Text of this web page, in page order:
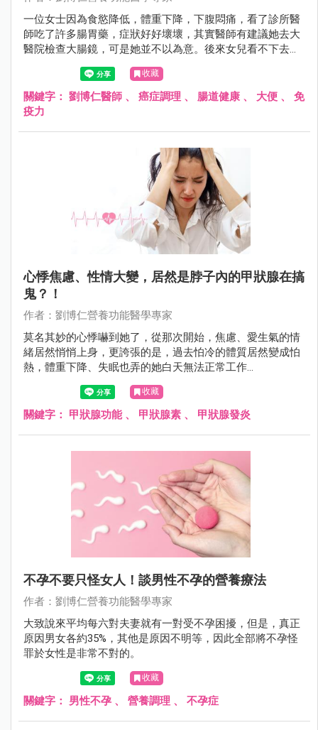
一位女士因為食慾降低，體重下降，下腹悶痛，看了診所醫
師吃了許多腸胃藥，症狀好好壞壞，其實醫師有建議她去大
醫院檢查大腸鏡，可是她並不以為意。後來女兒看不下去，
督促她去醫院照大腸鏡，赫然發現已經是大腸癌第四期，其
實她在一個月前曾看過大便顏色有些暗紅，但不以為意，如
果她一發現便便顏色異樣，立即就醫，結果絕對不會這麼嚴
重的。
收藏
關鍵字： 劉博仁醫師 、 癌症調理 、 腸道健康 、 大便 、 免
疫力
心悸焦慮、性情大變，居然是脖子內的甲狀腺在搞
鬼？！
作者：劉博仁營養功能醫學專家
莫名其妙的心悸嚇到她了，從那次開始，焦慮、愛生氣的情
緒居然悄悄上身，更誇張的是，過去怕冷的體質居然變成怕
熱，體重下降、失眠也弄的她白天無法正常工作...
收藏
關鍵字： 甲狀腺功能、 甲狀腺素 、 甲狀腺發炎
不孕不要只怪女人！談男性不孕的營養療法
作者：劉博仁營養功能醫學專家
大致說來平均每六對夫妻就有一對受不孕困擾，但是，真正
原因男女各約35%，其他是原因不明等，因此全部將不孕怪
罪於女性是非常不對的。
收藏
關鍵字： 男性不孕 、 營養調理 、 不孕症